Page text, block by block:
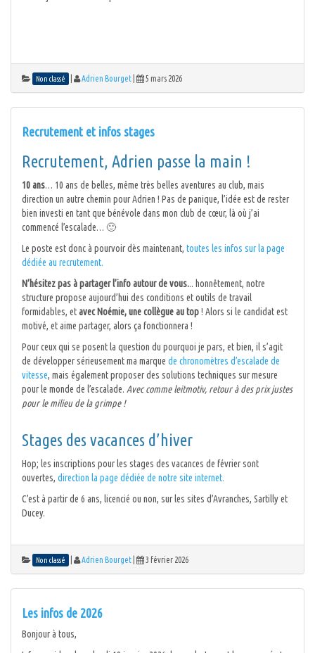
Non classé Adrien Bourget 5 mars 2026
Recrutement et infos stages
Recrutement, Adrien passe la main !
10 ans… 10 ans de belles, même très belles aventures au club, mais
direction un autre chemin pour Adrien ! Pas de panique, l’idée est de rester
bien investi en tant que bénévole dans mon club de cœur, là où j’ai
commencé l’escalade… 🙂
Le poste est donc à pourvoir dès maintenant, toutes les infos sur la page
dédiée au recrutement.
N’hésitez pas à partager l’info autour de vous... honnêtement, notre
structure propose aujourd’hui des conditions et outils de travail
formidables, etavec Noémie, une collègue au top! Alors si le candidat est
motivé, et aime partager, alors ça fonctionnera !
Pour ceux qui se posent la question du pourquoi je pars, et bien, il s’agit
de développer sérieusement ma marque de chronomètres d’escalade de
vitesse, mais également proposer des solutions techniques sur mesure
pour le monde de l’escalade. Avec comme leitmotiv, retour à des prix justes
pour le milieu de la grimpe !
Stages des vacances d’hiver
Hop; les inscriptions pour les stages des vacances de février sont
ouvertes, direction la page dédiée de notre site internet.
C’est à partir de 6 ans, licencié ou non, sur les sites d’Avranches, Sartilly et
Ducey.
Non classé Adrien Bourget 3 février 2026
Les infos de 2026
Bonjour à tous,